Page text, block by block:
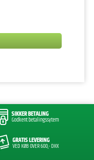
SIKKER BETALING
Godkent betalingssytem
GRATIS LEVERING
VED KØB OVER 600,- DKK